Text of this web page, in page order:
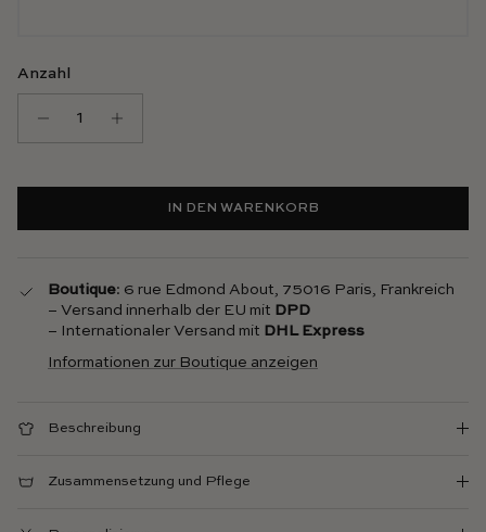
Anzahl
IN DEN WARENKORB
Boutique: 6 rue Edmond About, 75016 Paris, Frankreich
– Versand innerhalb der EU mit DPD
– Internationaler Versand mit DHL Express
Informationen zur Boutique anzeigen
Beschreibung
Zusammensetzung und Pflege